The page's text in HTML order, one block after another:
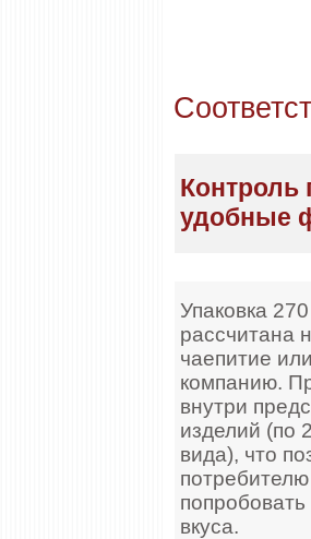
Контроль
удобные
Упаковка 270
рассчитана
чаепитие
компанию.
внутри
изделий (по
вида), что
потребителю
вкуса.